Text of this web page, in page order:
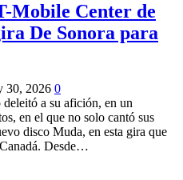
Mobile Center de
De Sonora para
30, 2026 0
a su afición, en un
en el que no solo cantó sus
disco Muda, en esta gira que
Desde…